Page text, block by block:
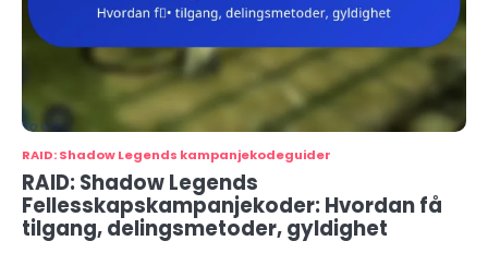
RAID: Shadow Legends kampanjekodeguider
RAID: Shadow Legends
Fellesskapskampanjekoder: Hvordan få
tilgang, delingsmetoder, gyldighet